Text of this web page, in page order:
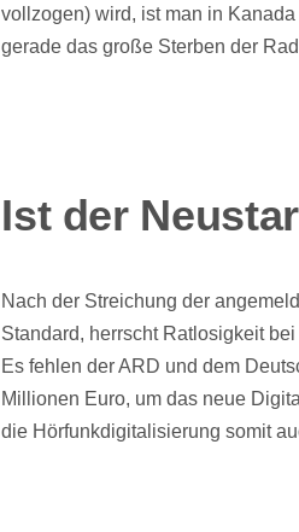
vollzogen) wird, ist man in
gerade das große Sterben der
Ist der
Nach der Streichung der
Standard, herrscht Ratlosigkeit
Es fehlen der ARD und dem
Millionen Euro, um das neue
die Hörfunkdigitalisierung somit